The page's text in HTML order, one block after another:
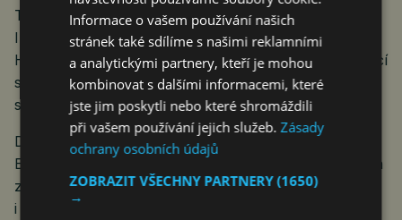
Třetí panel se věnoval metodě BIM (Building
Information Modeling) a digitalizaci stavebnictví.
Hlavním tématem byla připravovaná legislativa a blížící
se povinnost využívání BIM a datového standardu
stavby pro veřejné zadavatele od 1. ledna 2027.
Do debaty o BIM a digitalizaci stavebnictví se zapojili
Eva Kaiserová, Kateřina Schön a Štěpánka Tomanová
z ČAS, Petr Matyáš z czBIM – buildingSMART CZ
i Filip Žežulka z MPO. Hlavními tématy byly zákon
Informace o vašem používání našich
stránek také sdílíme s našimi reklamními
a analytickými partnery, kteří je mohou
kombinovat s dalšími informacemi, které
jste jim poskytli nebo které shromáždili
při vašem používání jejich služeb.Zásady
ochrany osobních údajů
ZOBRAZIT VŠECHNY PARTNERY(1650)
→